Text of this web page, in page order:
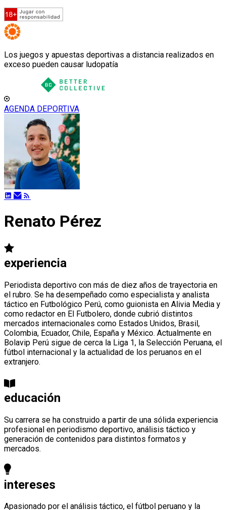
Los juegos y apuestas deportivas a distancia realizados en
exceso pueden causar ludopatía
AGENDA DEPORTIVA
Renato Pérez
experiencia
Periodista deportivo con más de diez años de trayectoria en
el rubro. Se ha desempeñado como especialista y analista
táctico en Futbológico Perú, como guionista en Alivia Media y
como redactor en El Futbolero, donde cubrió distintos
mercados internacionales como Estados Unidos, Brasil,
Colombia, Ecuador, Chile, España y México. Actualmente en
Bolavip Perú sigue de cerca la Liga 1, la Selección Peruana, el
fútbol internacional y la actualidad de los peruanos en el
extranjero.
educación
Su carrera se ha construido a partir de una sólida experiencia
profesional en periodismo deportivo, análisis táctico y
generación de contenidos para distintos formatos y
mercados.
intereses
Apasionado por el análisis táctico, el fútbol peruano y la